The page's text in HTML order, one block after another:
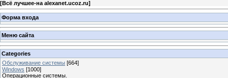
[Всё лучшее-на alexanet.ucoz.ru]
Форма входа
Меню сайта
Categories
Обслуживание системы [664]
Windows [1000]
Операционные системы.